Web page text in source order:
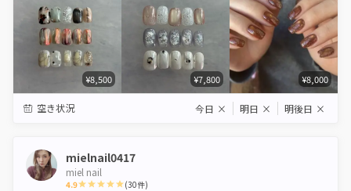
¥8,500 ¥7,800 ¥8,000
空き状況 今日 × 明日 × 明後日 ×
mielnail0417
miel nail
4.9 (30件)